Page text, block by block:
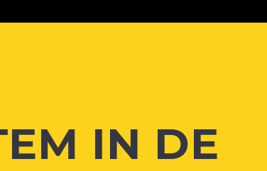
IN DE